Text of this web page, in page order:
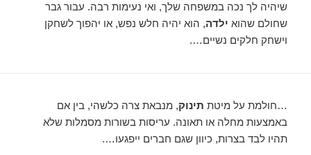
שיהיה לך נכה במשפחה שלך, ואי נעימות רבה. עבור גבר
שחולם שהוא ילדה, הוא יהיה חלש נפש, או יהפוך לשחקן
וישחק חלקים נשיים….
…חולמת על מיטת תינוק, מנבאת צרה כלשהי, בין אם
באמצעות מחלה או תאונה. עריסות בשורות מסמלות שלא
תהיו לבד בצרות, כיוון שגם חברים ייפגעו….